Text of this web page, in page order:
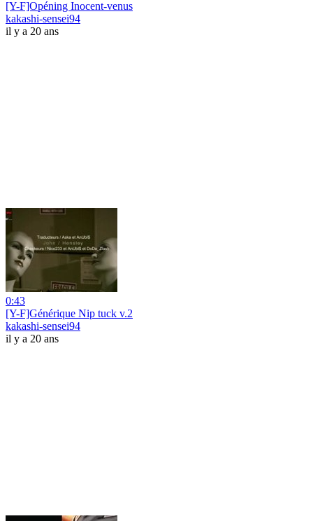
[Y-F]Opéning Inocent-venus
kakashi-sensei94
il y a 20 ans
0:43
[Y-F]Générique Nip tuck v.2
kakashi-sensei94
il y a 20 ans